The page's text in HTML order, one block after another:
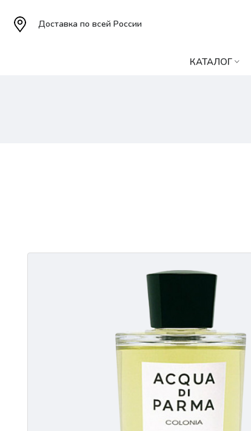
Доставка по всей России
КАТАЛОГ